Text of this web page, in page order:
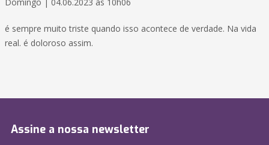
Domingo | 04.06.2023 às 10h06
é sempre muito triste quando isso acontece de verdade. Na vida
real. é doloroso assim.
Assine a nossa newsletter